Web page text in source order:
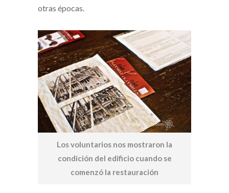
otras épocas.
Los voluntarios nos mostraron la
condición del edificio cuando se
comenzó la restauración